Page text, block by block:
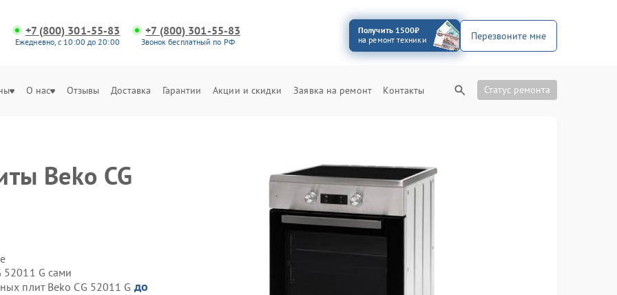
+7 (800) 301-55-83
Ежедневно, с 10:00 до 20:00
+7 (800) 301-55-83
Звонок бесплатный по РФ
Получить 1500₽
на ремонт техники
Перезвоните мне
О нас Отзывы Доставка Гарантии Акции и скидки Заявка на ремонт Контакты Статус ремонта
Beko CG
52011 G сами
плит Beko CG 52011 G до